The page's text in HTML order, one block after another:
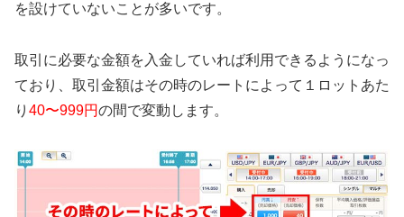
を設けていないことが多いです。
取引に必要な金額を入金していれば利用できるようになっ
ており、取引金額はその時のレートによって１ロットあた
り 40〜999円の間で変動します。